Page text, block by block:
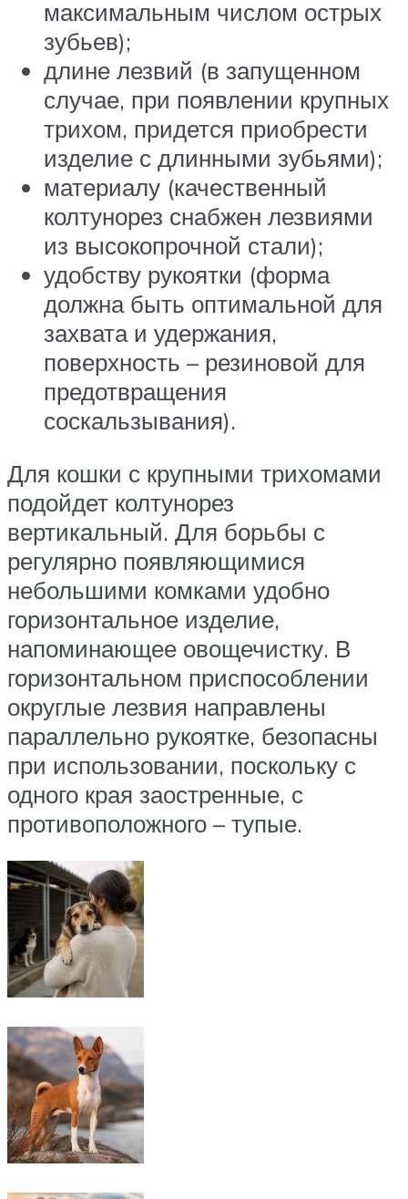
максимальным числом острых
зубьев);
длине лезвий (в запущенном
случае, при появлении крупных
трихом, придется приобрести
изделие с длинными зубьями);
материалу (качественный
колтунорез снабжен лезвиями
из высокопрочной стали);
удобству рукоятки (форма
должна быть оптимальной для
захвата и удержания,
поверхность – резиновой для
предотвращения
соскальзывания).
Для кошки с крупными трихомами
подойдет колтунорез
вертикальный. Для борьбы с
регулярно появляющимися
небольшими комками удобно
горизонтальное изделие,
напоминающее овощечистку. В
горизонтальном приспособлении
округлые лезвия направлены
параллельно рукоятке, безопасны
при использовании, поскольку с
одного края заостренные, с
противоположного – тупые.